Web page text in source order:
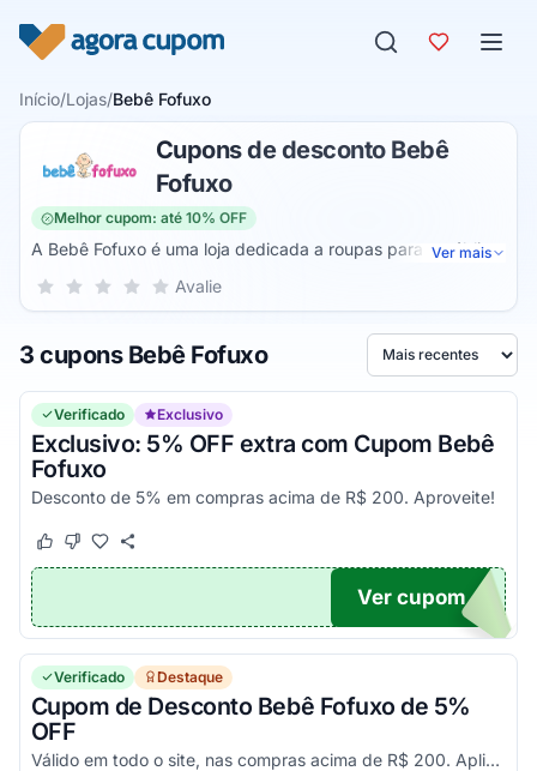
Início/Lojas/Bebê Fofuxo
Cupons de desconto Bebê
Fofuxo
Melhor cupom: até 10% OFF
A Bebê Fofuxo é uma loja dedicada a roupas para o público
infantil de 0 a 6 anos de idade. Os produtos vendidos
para meninos, meninas e unissex. A loja também conta com
itens diversos para montar o quarto e enxoval dos bebês.
Ver mais
Sua nota para Bebê Fofuxo, de 1 a 5 estrelas
5 estrelas
4 estrelas
3 estrelas
2 estrelas
1 estrela Avalie
3 cupons Bebê Fofuxo Ordenar por
Verificado Exclusivo
Exclusivo: 5% OFF extra com Cupom Bebê
Fofuxo
Desconto de 5% em compras acima de R$ 200. Aproveite!
Este cupom funcionou
Este cupom não funcionou
A5
Ver cupom
Verificado Destaque
Cupom de Desconto Bebê Fofuxo de 5%
OFF
Válido em todo o site, nas compras acima de R$ 200. Aplique o promocode e aproveite essa economia!